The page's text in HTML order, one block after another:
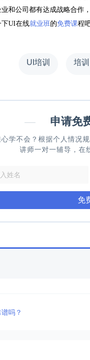
和公司都有达成战略合
下UI在线就业班的免费课程
UI培训 培
— 申请免
学不会？根据个人情况
讲师一对一辅导，在
免
吗？